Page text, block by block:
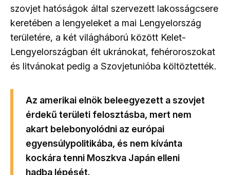
szovjet hatóságok által szervezett lakosságcsere
keretében a lengyeleket a mai Lengyelország
területére, a két világháború között Kelet-
Lengyelországban élt ukránokat, fehéroroszokat
és litvánokat pedig a Szovjetunióba költöztették.
Az amerikai elnök beleegyezett a szovjet
érdekű területi felosztásba, mert nem
akart belebonyolódni az európai
egyensúlypolitikába, és nem kívánta
kockára tenni Moszkva Japán elleni
hadba lépését.